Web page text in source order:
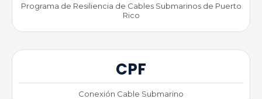
Programa de Resiliencia de Cables Submarinos de Puerto
Rico
CPF
Conexión Cable Submarino